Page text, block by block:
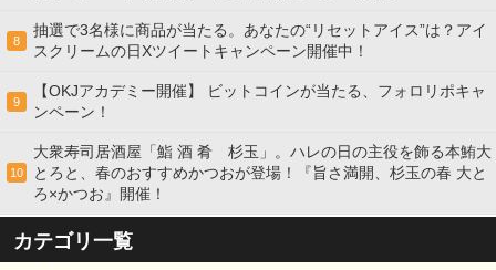
8
抽選で3名様に商品が当たる。あなたの“リセットアイス”は？アイ
スクリームの日Xツイートキャンペーン開催中！
9
【OKJアカデミー開催】 ビットコインが当たる、フォロリポキャ
ンペーン！
10
大衆寿司居酒屋「鮨 酒 肴 杉玉」。ハレの日の主役を飾る本鮪大
とろと、春のおすすめかつおが登場！『旨さ満開、杉玉の春 大と
ろ×かつお』開催！
カテゴリ一覧